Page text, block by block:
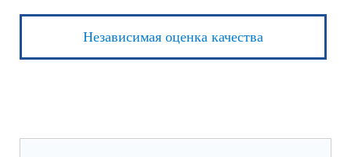
Независимая оценка качества